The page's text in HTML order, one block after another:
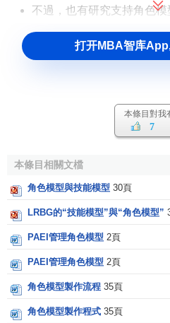
不過，也有研究支持角色模
打开MBA智库
本條目對我
7
本條目相關文檔
角色模型與技能模型 30頁
LRBG的“技能模型”與“角色模型”
PAEI管理角色模型 2頁
PAEI管理角色模型 2頁
角色模型製作流程 35頁
角色模型製作程式 35頁